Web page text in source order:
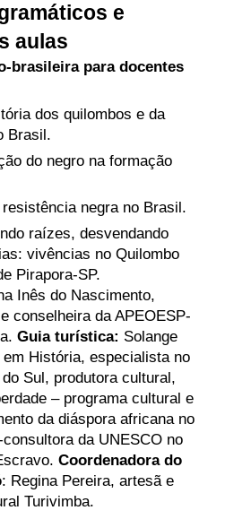
e
aulas
brasileira para docentes
dos quilombos e da
Brasil.
do negro na formação
negra no Brasil.
raízes, desvendando
vivências no Quilombo
Pirapora-SP.
Inês do Nascimento,
conselheira da APEOESP-
Guia turística: Solange
História, especialista no
Sul, produtora cultural,
– programa cultural e
da diáspora africana no
da UNESCO no
Coordenadora do
: Regina Pereira, artesã e
Turivimba.